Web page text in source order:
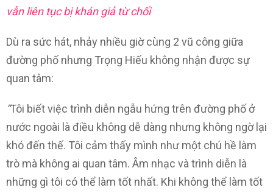
vẫn liên tục bị khán giả từ chối
Dù ra sức hát, nhảy nhiều giờ cùng 2 vũ công giữa
đường phố nhưng Trọng Hiếu không nhận được sự
quan tâm:
“Tôi biết việc trình diễn ngẫu hứng trên đường phố ở
nước ngoài là điều không dễ dàng nhưng không ngờ lại
khó đến thế. Tôi cảm thấy mình như một chú hề làm
trò mà không ai quan tâm. Âm nhạc và trình diễn là
những gì tôi có thể làm tốt nhất. Khi không thể làm tốt